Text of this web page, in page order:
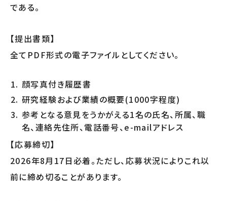
である。
【提出書類】
全てPDF形式の電子ファイルとしてください。
顔写真付き履歴書
研究経験および業績の概要(1000字程度)
参考となる意見をうかがえる1名の氏名、所属、職
名、連絡先住所、電話番号、e-mailアドレス
【応募締切】
2026年8月17日必着。ただし、応募状況によりこれ以
前に締め切ることがあります。